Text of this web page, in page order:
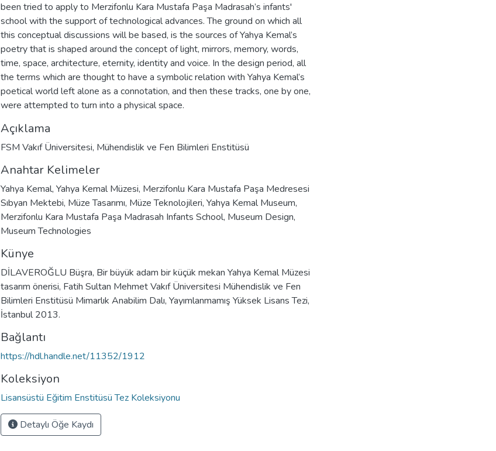
been tried to apply to Merzifonlu Kara Mustafa Paşa Madrasah’s infants'
school with the support of technological advances. The ground on which all
this conceptual discussions will be based, is the sources of Yahya Kemal’s
poetry that is shaped around the concept of light, mirrors, memory, words,
time, space, architecture, eternity, identity and voice. In the design period, all
the terms which are thought to have a symbolic relation with Yahya Kemal’s
poetical world left alone as a connotation, and then these tracks, one by one,
were attempted to turn into a physical space.
Açıklama
FSM Vakıf Üniversitesi, Mühendislik ve Fen Bilimleri Enstitüsü
Anahtar Kelimeler
Yahya Kemal, Yahya Kemal Müzesi, Merzifonlu Kara Mustafa Paşa Medresesi
Sıbyan Mektebi, Müze Tasarımı, Müze Teknolojileri, Yahya Kemal Museum,
Merzifonlu Kara Mustafa Paşa Madrasah Infants School, Museum Design,
Museum Technologies
Künye
DİLAVEROĞLU Büşra, Bir büyük adam bir küçük mekan Yahya Kemal Müzesi
tasarım önerisi, Fatih Sultan Mehmet Vakıf Üniversitesi Mühendislik ve Fen
Bilimleri Enstitüsü Mimarlık Anabilim Dalı, Yayımlanmamış Yüksek Lisans Tezi,
İstanbul 2013.
Bağlantı
https://hdl.handle.net/11352/1912
Koleksiyon
Lisansüstü Eğitim Enstitüsü Tez Koleksiyonu
Detaylı Öğe Kaydı